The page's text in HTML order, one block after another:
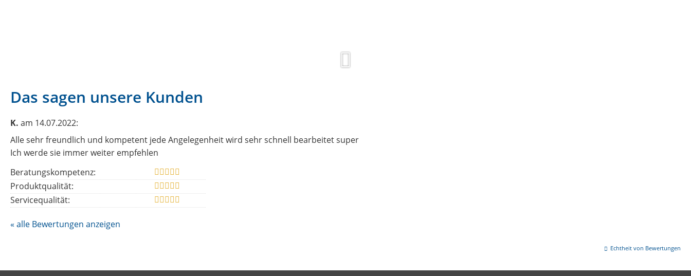
Das sagen unsere Kunden
K. am 14.07.2022:
Alle sehr freundlich und kompetent jede Angelegenheit wird sehr schnell bearbeitet super
Ich werde sie immer weiter empfehlen
Beratungskompetenz:
Produktqualität:
Servicequalität:
« alle Bewertungen anzeigen
Echtheit von Bewertungen